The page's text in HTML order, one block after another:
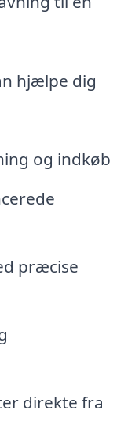
hjælpe dig
og indkøb
præcise
direkte fra